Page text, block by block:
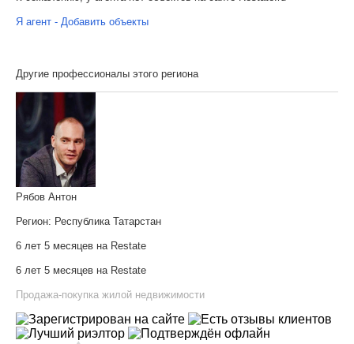
Я агент - Добавить объекты
Другие профессионалы этого региона
Рябов Антон
Регион: Республика Татарстан
6 лет 5 месяцев на Restate
6 лет 5 месяцев на Restate
Продажа-покупка жилой недвижимости